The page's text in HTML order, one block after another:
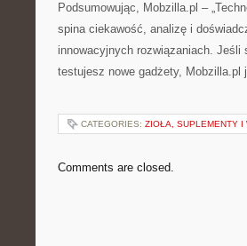
Podsumowując, Mobzilla.pl –
spina ciekawość, analizę i
innowacyjnych rozwiązaniach.
testujesz nowe gadżety, Mobzilla.pl
CATEGORIES: ZIOŁA, SUPLEMENTY I
Comments are closed.